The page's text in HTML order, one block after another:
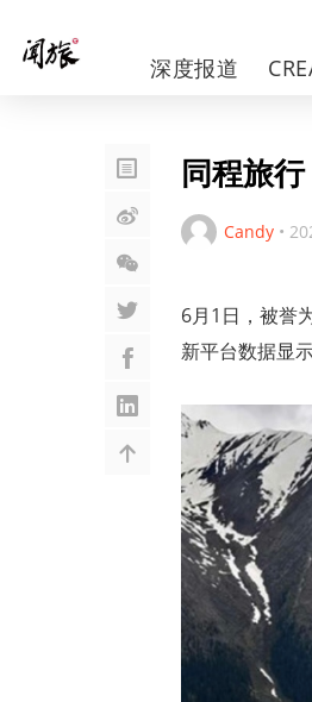
深度报道
同程旅
Candy •
6月1日，被誉
新平台数据显